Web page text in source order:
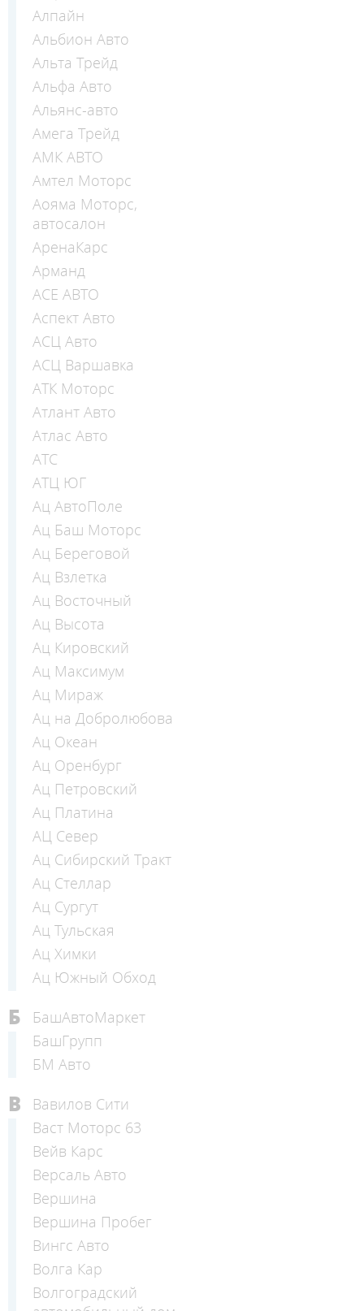
Алпайн
Альбион Авто
Альта Трейд
Альфа Авто
Альянс-авто
Амега Трейд
АМК АВТО
Амтел Моторс
Аояма Моторс,
автосалон
АренаКарс
Арманд
АСЕ АВТО
Аспект Авто
АСЦ Авто
АСЦ Варшавка
АТК Моторс
Атлант Авто
Атлас Авто
АТС
АТЦ ЮГ
Ац АвтоПоле
Ац Баш Моторс
Ац Береговой
Ац Взлетка
Ац Восточный
Ац Высота
Ац Кировский
Ац Максимум
Ац Мираж
Ац на Добролюбова
Ац Океан
Ац Оренбург
Ац Петровский
Ац Платина
АЦ Север
Ац Сибирский Тракт
Ац Стеллар
Ац Сургут
Ац Тульская
Ац Химки
Ац Южный Обход
Б
БашАвтоМаркет
БашГрупп
БМ Авто
В
Вавилов Сити
Васт Моторс 63
Вейв Карс
Версаль Авто
Вершина
Вершина Пробег
Вингс Авто
Волга Кар
Волгоградский